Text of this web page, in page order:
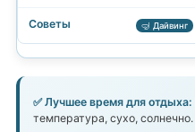
🤿 Дайвинг
✅ Лучшее время для отдыха:
температура, сухо, солнечно.